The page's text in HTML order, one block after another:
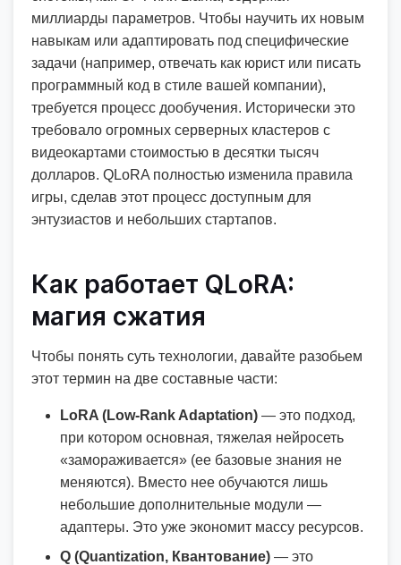
миллиарды параметров. Чтобы научить их новым
навыкам или адаптировать под специфические
задачи (например, отвечать как юрист или писать
программный код в стиле вашей компании),
требуется процесс дообучения. Исторически это
требовало огромных серверных кластеров с
видеокартами стоимостью в десятки тысяч
долларов. QLoRA полностью изменила правила
игры, сделав этот процесс доступным для
энтузиастов и небольших стартапов.
Как работает QLoRA:
магия сжатия
Чтобы понять суть технологии, давайте разобьем
этот термин на две составные части:
LoRA (Low-Rank Adaptation) — это подход,
при котором основная, тяжелая нейросеть
«замораживается» (ее базовые знания не
меняются). Вместо нее обучаются лишь
небольшие дополнительные модули —
адаптеры. Это уже экономит массу ресурсов.
Q (Quantization, Квантование) — это